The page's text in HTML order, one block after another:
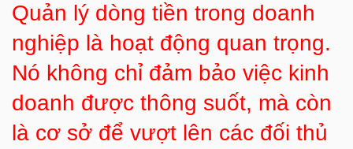
Quản lý dòng tiền trong doanh
nghiệp là hoạt động quan trọng.
Nó không chỉ đảm bảo việc kinh
doanh được thông suốt, mà còn
là cơ sở để vượt lên các đối thủ